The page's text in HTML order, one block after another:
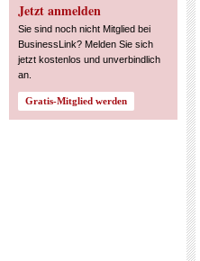
Jetzt anmelden
Sie sind noch nicht Mitglied bei
BusinessLink? Melden Sie sich
jetzt kostenlos und unverbindlich
an.